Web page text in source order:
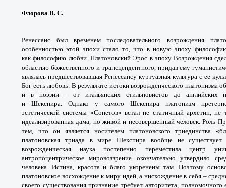
Флорова В. С.
Ренессанс был временем последовательного возрождения
особенностью этой эпохи стало то, что в новую эпоху
как философию любви. Платоновский Эрос в эпоху Возрождения
областью божественного и трансцендентного, придав ему
являлась предшествовавшая Ренессансу куртуазная культура с ее
Бог есть любовь. В результате истоки возрожденческого платонизма
и в поэзии – от итальянских стильновистов до английских
и Шекспира. Однако у самого Шекспира платонизм
эстетической системы «Сонетов» встал не статичный архетип, не
идеализированная дама, но живой и несовершенный человек. Роль
тем, что он является носителем платоновского триединства
платоновская триада в мире Шекспира вообще не
возрожденческая наука постепенно переместила
антропоцентрическое мировоззрение окончательно утвердило
человека. Истина, красота и благо укоренены там. Поэтому
платоновское восхождение к миру идей, а нисхождение в себя –
своего существования признание требует авторитета,